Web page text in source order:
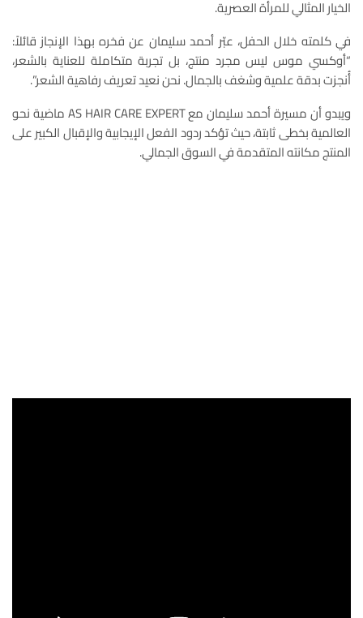
الخيار المثالي للمرأة العصرية.
في كلمته خلال الحفل، عبّر أحمد سليمان عن فخره بهذا الإنجاز قائلاً:
“أوكسي موس ليس مجرد منتج، بل تجربة متكاملة للعناية بالشعر،
أُنجزت بدقة علمية وشغف بالجمال. نحن نعيد تعريف رفاهية الشعر”.
ويبدو أن مسيرة أحمد سليمان مع AS HAIR CARE EXPERT ماضية نحو
العالمية بخطى ثابتة، حيث تؤكد ردود الفعل الإيجابية والإقبال الكبير على
المنتج مكانته المتقدمة في السوق الجمالي.